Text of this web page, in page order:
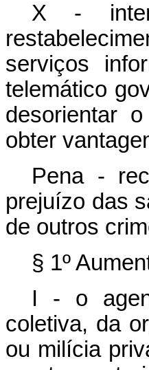
X -
serviços
telemático
desorientar
obter
Pena -
prejuízo das
de outros
§ 1º
I - o
coletiva, da
ou milícia